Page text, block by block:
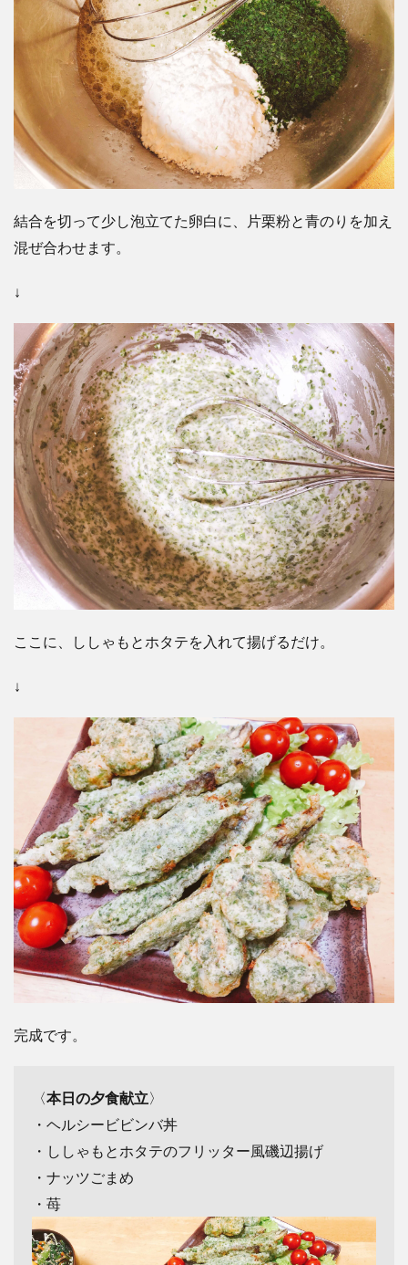
結合を切って少し泡立てた卵白に、片栗粉と青のりを加え
混ぜ合わせます。
↓
ここに、ししゃもとホタテを入れて揚げるだけ。
↓
完成です。
〈本日の夕食献立〉
・ヘルシービビンバ丼
・ししゃもとホタテのフリッター風磯辺揚げ
・ナッツごまめ
・苺